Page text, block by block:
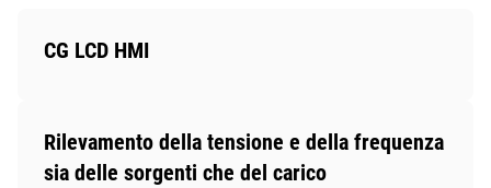
CG LCD HMI
Rilevamento della tensione e della frequenza
sia delle sorgenti che del carico